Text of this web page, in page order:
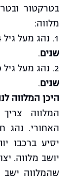
בטרקטור
מלווה:
1. נהג מעל גיל 24 המחזיק ברישיון נהיגה
שנים.
2. נהג מעל גיל 30 המחזיק ברישיון נהיגה
שנים.
היכן המלווה
המלווה
יסיע ברכבו
יושב מלווה.
שהמלווה